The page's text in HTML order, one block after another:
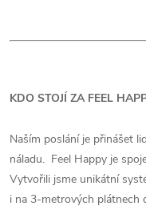
KDO STOJÍ ZA FEEL
Naším poslání je přinášet
náladu. Feel Happy je
Vytvořili jsme unikátní
i na 3-metrových plátnech